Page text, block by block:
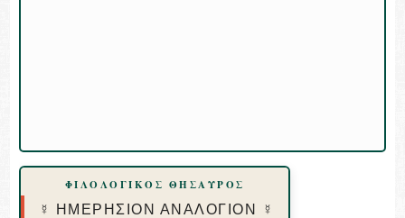
ΦΙΛΟΛΟΓΙΚΟΣ ΘΗΣΑΥΡΟΣ
☿ ΗΜΕΡΗΣΙΟΝ ΑΝΑΛΟΓΙΟΝ ☿